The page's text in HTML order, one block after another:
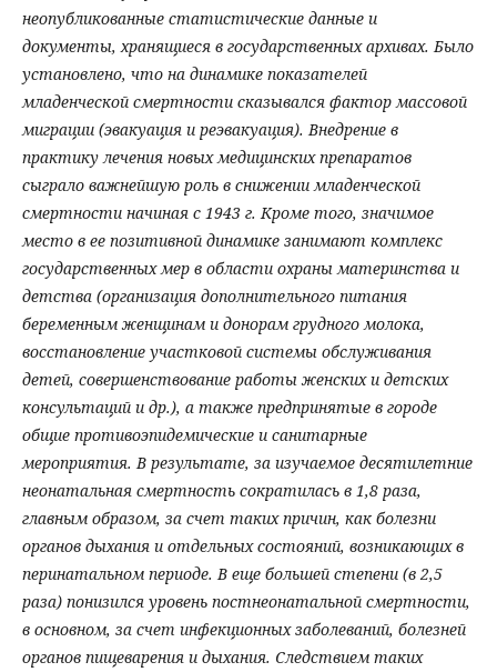
неопубликованные статистические данные и
документы, хранящиеся в государственных архивах. Было
установлено, что на динамике показателей
младенческой смертности сказывался фактор массовой
миграции (эвакуация и реэвакуация). Внедрение в
практику лечения новых медицинских препаратов
сыграло важнейшую роль в снижении младенческой
смертности начиная с 1943 г. Кроме того, значимое
место в ее позитивной динамике занимают комплекс
государственных мер в области охраны материнства и
детства (организация дополнительного питания
беременным женщинам и донорам грудного молока,
восстановление участковой системы обслуживания
детей, совершенствование работы женских и детских
консультаций и др.), а также предпринятые в городе
общие противоэпидемические и санитарные
мероприятия. В результате, за изучаемое десятилетние
неонатальная смертность сократилась в 1,8 раза,
главным образом, за счет таких причин, как болезни
органов дыхания и отдельных состояний, возникающих в
перинатальном периоде. В еще большей степени (в 2,5
раза) понизился уровень постнеонатальной смертности,
в основном, за счет инфекционных заболеваний, болезней
органов пищеварения и дыхания. Следствием таких